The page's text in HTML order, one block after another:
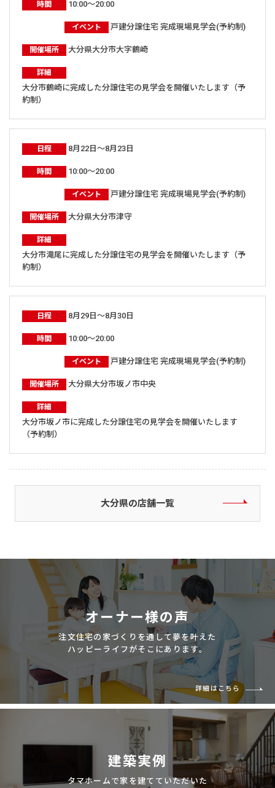
時間 10:00～20:00
イベント 戸建分譲住宅 完成現場見学会(予約制)
開催場所 大分県大分市大字鶴崎
詳細
大分市鶴崎に完成した分譲住宅の見学会を開催いたします（予
約制）
日程 8月22日～8月23日
時間 10:00～20:00
イベント 戸建分譲住宅 完成現場見学会(予約制)
開催場所 大分県大分市津守
詳細
大分市滝尾に完成した分譲住宅の見学会を開催いたします（予
約制）
日程 8月29日～8月30日
時間 10:00～20:00
イベント 戸建分譲住宅 完成現場見学会(予約制)
開催場所 大分県大分市坂ノ市中央
詳細
大分市坂ノ市に完成した分譲住宅の見学会を開催いたします
（予約制）
大分県の店舗一覧
オーナー様の声
注文住宅の家づくりを通して夢を叶えた
ハッピーライフがそこにあります。
詳細はこちら
建築実例
タマホームで家を建てていただいた